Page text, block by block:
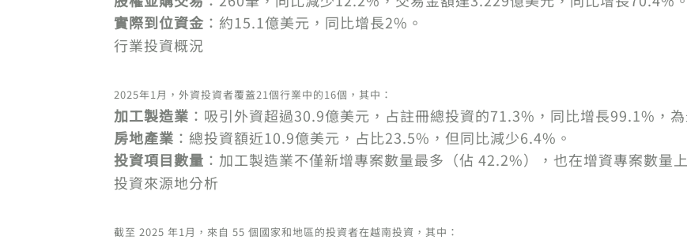
實際到位資金 ：約15.1億美元，同比增長2%。
行業投資概況
2025年1月，外資投資者覆蓋21個行業中的16個，其中：
加工製造業 ：吸引外資超過30.9億美元，占註冊總投資的71.3%，同比增長99.1%，為
房地產業 ：總投資額近10.9億美元，占比23.5%，但同比減少6.4%。
投資項目數量 ：加工製造業不僅新增專案數量最多（佔 42.2%），也在增資專案數量
投資來源地分析
截至 2025 年1月，來自 55 個國家和地區的投資者在越南投資，其中：